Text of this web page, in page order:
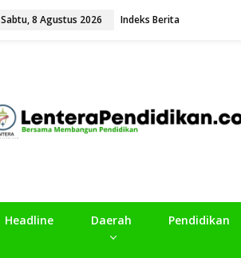
Sabtu, 8 Agustus 2026 Indeks Berita
Headline Daerah Pendidikan